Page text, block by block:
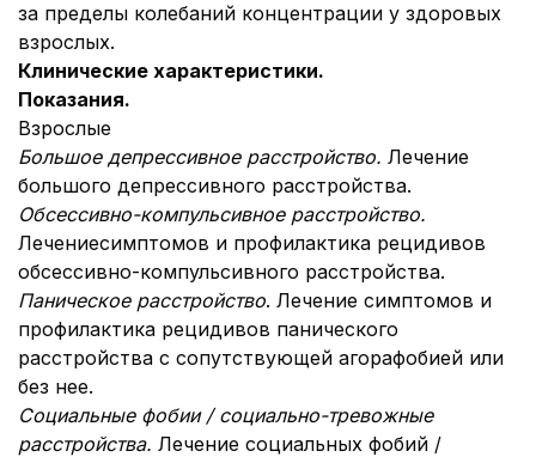
за пределы колебаний концентрации у здоровых
взрослых.
Клинические характеристики.
Показания.
Взрослые
Большое депрессивное расстройство. Лечение
большого депрессивного расстройства.
Обсессивно-компульсивное расстройство.
Лечениесимптомов и профилактика рецидивов
обсессивно-компульсивного расстройства.
Паническое расстройство. Лечение симптомов и
профилактика рецидивов панического
расстройства с сопутствующей агорафобией или
без нее.
Социальные фобии / социально-тревожные
расстройства. Лечение социальных фобий /